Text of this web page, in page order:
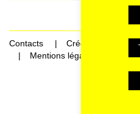
Contacts
Crédits
Mentions légales et